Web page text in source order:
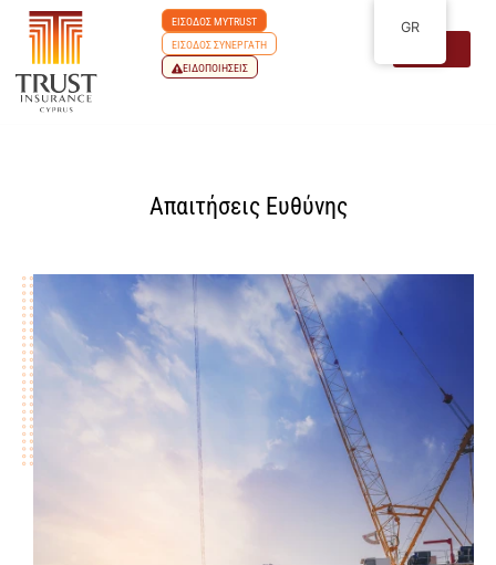
ΕΙΣΟΔΟΣ MYTRUST
ΕΙΣΟΔΟΣ ΣΥΝΕΡΓΑΤΗ
ΕΙΔΟΠΟΙΗΣΕΙΣ
Απαιτήσεις Ευθύνης
GR